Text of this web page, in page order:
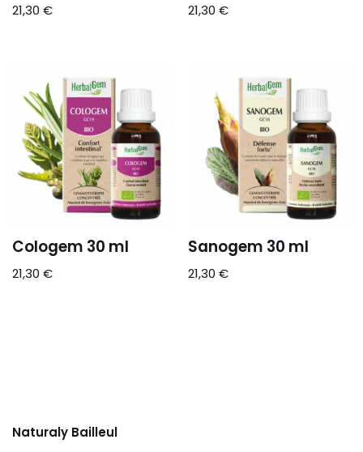
21,30 € 21,30€
Cologem 30 ml
21,30 €
Sanogem 30 ml
21,30€
Naturaly Bailleul